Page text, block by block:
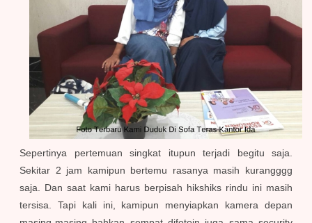
Sepertinya pertemuan singkat itupun terjadi begitu saja.
Sekitar 2 jam kamipun bertemu rasanya masih kurangggg
saja. Dan saat kami harus berpisah hikshiks rindu ini masih
tersisa. Tapi kali ini, kamipun menyiapkan kamera depan